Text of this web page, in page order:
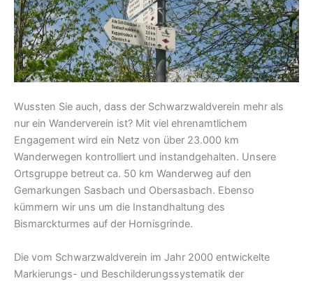
Wussten Sie auch, dass der Schwarzwaldverein mehr als
nur ein Wanderverein ist? Mit viel ehrenamtlichem
Engagement wird ein Netz von über 23.000 km
Wanderwegen kontrolliert und instandgehalten. Unsere
Ortsgruppe betreut ca. 50 km Wanderweg auf den
Gemarkungen Sasbach und Obersasbach. Ebenso
kümmern wir uns um die Instandhaltung des
Bismarckturmes auf der Hornisgrinde.
Die vom Schwarzwaldverein im Jahr 2000 entwickelte
Markierungs- und Beschilderungssystematik der